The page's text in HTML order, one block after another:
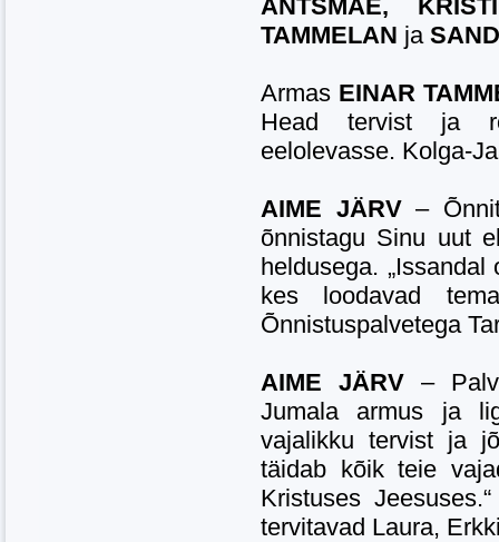
ANTSMÄE,
TAMMELAN ja
Armas EINAR
Head tervist ja
eelolevasse. Kolga-
AIME JÄRV–
õnnistagu Sinu uut
heldusega.
kes loodavad
Õnnistuspalvetega
AIME JÄRV –
Jumala armus ja
vajalikku tervist ja
täidab kõik teie
Kristuses
tervitavad Laura,